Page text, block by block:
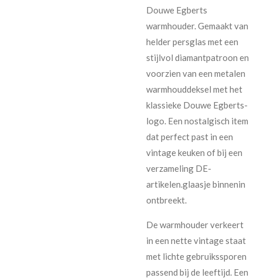
Douwe Egberts
warmhouder. Gemaakt van
helder persglas met een
stijlvol diamantpatroon en
voorzien van een metalen
warmhouddeksel met het
klassieke Douwe Egberts-
logo. Een nostalgisch item
dat perfect past in een
vintage keuken of bij een
verzameling DE-
artikelen.glaasje binnenin
ontbreekt.
De warmhouder verkeert
in een nette vintage staat
met lichte gebruikssporen
passend bij de leeftijd. Een